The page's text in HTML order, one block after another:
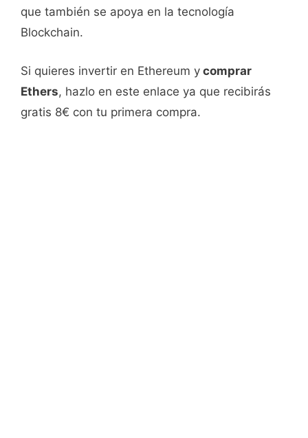
que también se apoya en la tecnología
Blockchain.
Si quieres invertir en Ethereum y comprar
Ethers, hazlo en este enlace ya que recibirás
gratis 8€ con tu primera compra.